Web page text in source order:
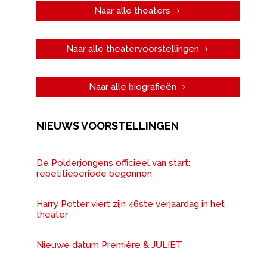
Naar alle theaters
Naar alle theatervoorstellingen
Naar alle biografieën
NIEUWS VOORSTELLINGEN
De Polderjongens officieel van start:
repetitieperiode begonnen
Harry Potter viert zijn 46ste verjaardag in het
theater
Nieuwe datum Première & JULIET